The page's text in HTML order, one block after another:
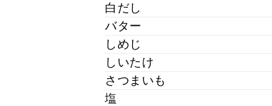
白だし
バター
しめじ
しいたけ
さつまいも
塩